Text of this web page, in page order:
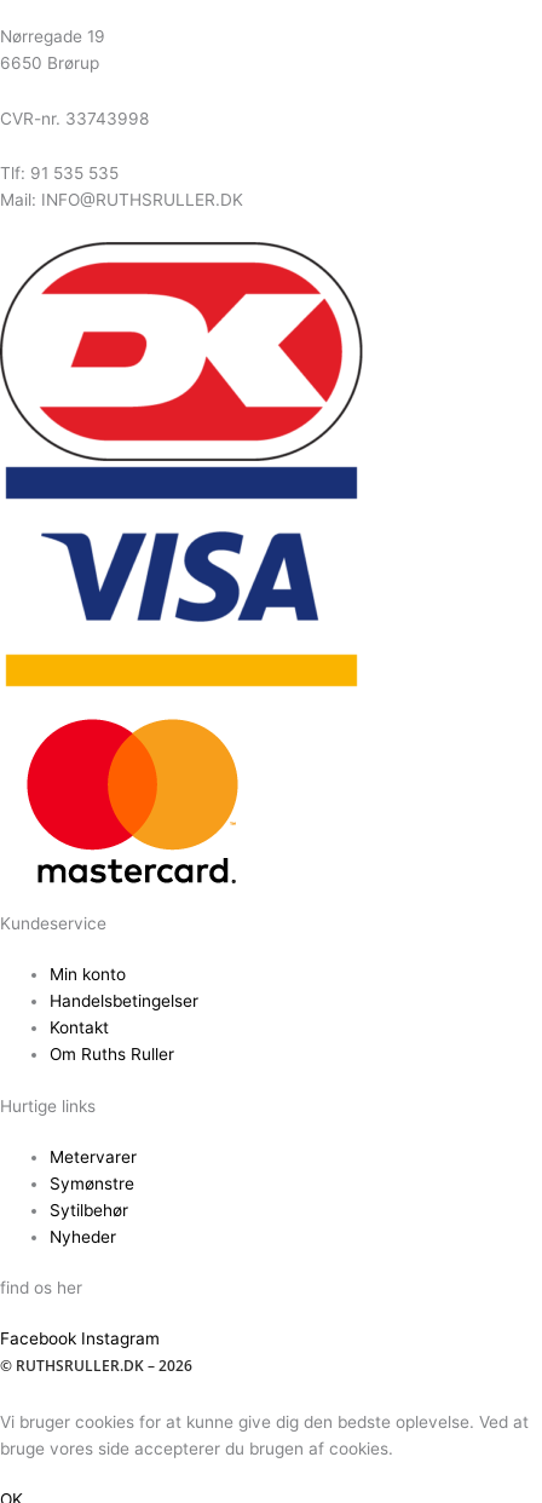
Nørregade 19
6650 Brørup
CVR-nr. 33743998
Tlf: 91 535 535
Mail: INFO@RUTHSRULLER.DK
Kundeservice
Min konto
Handelsbetingelser
Kontakt
Om Ruths Ruller
Hurtige links
Metervarer
Symønstre
Sytilbehør
Nyheder
find os her
Facebook Instagram
© RUTHSRULLER.DK – 2026
Vi bruger cookies for at kunne give dig den bedste oplevelse. Ved at
bruge vores side accepterer du brugen af cookies.